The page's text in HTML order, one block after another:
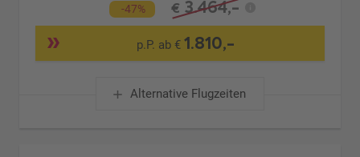
-47% € 3.464,-
p.P. ab €1.810,-
Alternative Flugzeiten